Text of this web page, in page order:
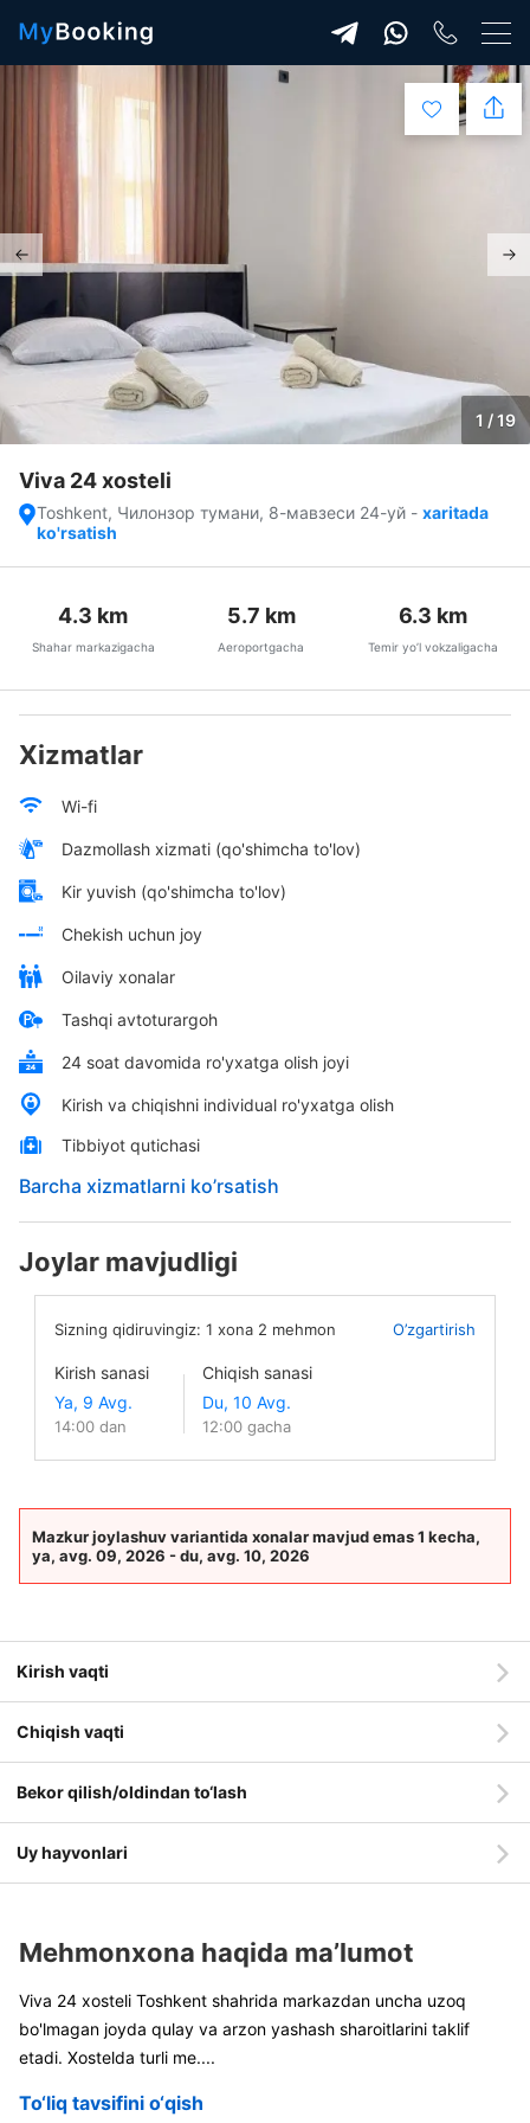
1 / 19
Viva 24 xosteli
Toshkent, Чилонзор тумани, 8-мавзеси 24-уй - xaritada
ko'rsatish
4.3 km
Shahar markazigacha
5.7 km
Aeroportgacha
6.3 km
Temir yo’l vokzaligacha
Xizmatlar
Wi-fi
Dazmollash xizmati (qo'shimcha to'lov)
Kir yuvish (qo'shimcha to'lov)
Chekish uchun joy
Oilaviy xonalar
Tashqi avtoturargoh
24 soat davomida ro'yxatga olish joyi
Kirish va chiqishni individual ro'yxatga olish
Tibbiyot qutichasi
Barcha xizmatlarni ko’rsatish
Joylar mavjudligi
Sizning qidiruvingiz: 1 xona 2 mehmon O’zgartirish
Kirish sanasi
14:00 dan
Chiqish sanasi
12:00 gacha
Mazkur joylashuv variantida xonalar mavjud emas 1 kecha,
ya, avg. 09, 2026 - du, avg. 10, 2026
Kirish vaqti
Chiqish vaqti
Bekor qilish/oldindan to‘lash
Uy hayvonlari
Mehmonxona haqida ma’lumot
Viva 24 xosteli Toshkent shahrida markazdan uncha uzoq
bo'lmagan joyda qulay va arzon yashash sharoitlarini taklif
etadi. Xostelda turli me....
To‘liq tavsifini o‘qish